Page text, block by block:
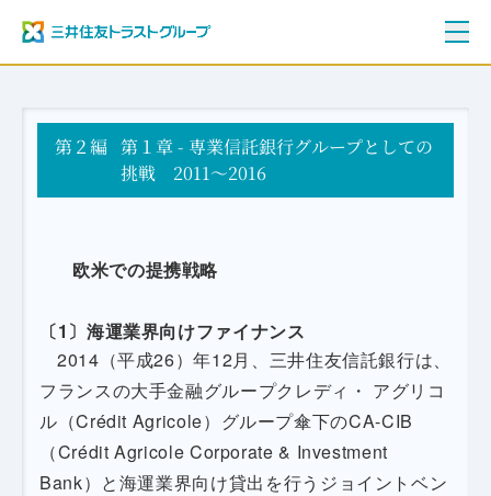
ご挨拶
三井住友トラストグループ100年史
資料編
年表
第２編 第１章 - 専業信託銀行グループとしての
挑戦 2011～2016
欧米での提携戦略
〔1〕海運業界向けファイナンス
2014（平成26）年12月、三井住友信託銀行は、
フランスの大手金融グループクレディ・ アグリコ
ル（Crédit Agricole）グループ傘下のCA-CIB
（Crédit Agricole Corporate & Investment
Bank）と海運業界向け貸出を行うジョイントベン